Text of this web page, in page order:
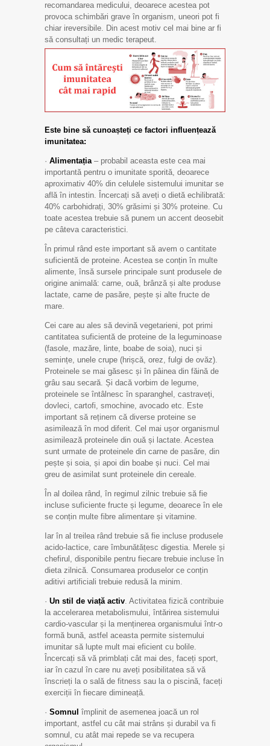
recomandarea medicului, deoarece acestea pot
provoca schimbări grave în organism, uneori pot fi
chiar ireversibile. Din acest motiv cel mai bine ar fi
să consultați un medic terapeut.
Este bine să cunoașteți ce factori influențează
imunitatea:
· Alimentația – probabil aceasta este cea mai
importantă pentru o imunitate sporită, deoarece
aproximativ 40% din celulele sistemului imunitar se
află în intestin. Încercați să aveți o dietă echilibrată:
40% carbohidrați, 30% grăsimi și 30% proteine. Cu
toate acestea trebuie să punem un accent deosebit
pe câteva caracteristici.
În primul rând este important să avem o cantitate
suficientă de proteine. Acestea se conțin în multe
alimente, însă sursele principale sunt produsele de
origine animală: carne, ouă, brânză și alte produse
lactate, carne de pasăre, pește și alte fructe de
mare.
Cei care au ales să devină vegetarieni, pot primi
cantitatea suficientă de proteine de la leguminoase
(fasole, mazăre, linte, boabe de soia), nuci și
semințe, unele crupe (hrișcă, orez, fulgi de ovăz).
Proteinele se mai găsesc și în pâinea din făină de
grâu sau secară. Și dacă vorbim de legume,
proteinele se întâlnesc în sparanghel, castraveți,
dovleci, cartofi, smochine, avocado etc. Este
important să reținem că diverse proteine se
asimilează în mod diferit. Cel mai ușor organismul
asimilează proteinele din ouă și lactate. Acestea
sunt urmate de proteinele din carne de pasăre, din
pește și soia, și apoi din boabe și nuci. Cel mai
greu de asimilat sunt proteinele din cereale.
În al doilea rând, în regimul zilnic trebuie să fie
incluse suficiente fructe și legume, deoarece în ele
se conțin multe fibre alimentare și vitamine.
Iar în al treilea rând trebuie să fie incluse produsele
acido-lactice, care îmbunătățesc digestia. Merele și
chefirul, disponibile pentru fiecare trebuie incluse în
dieta zilnică. Consumarea produselor ce conțin
aditivi artificiali trebuie redusă la minim.
· Un stil de viață activ . Activitatea fizică contribuie
la accelerarea metabolismului, întărirea sistemului
cardio-vascular și la menținerea organismului într-o
formă bună, astfel aceasta permite sistemului
imunitar să lupte mult mai eficient cu bolile.
Încercați să vă primblați cât mai des, faceți sport,
iar în cazul în care nu aveți posibilitatea să vă
înscrieți la o sală de fitness sau la o piscină, faceți
exerciții în fiecare dimineață.
· Somnul împlinit de asemenea joacă un rol
important, astfel cu cât mai strâns și durabil va fi
somnul, cu atât mai repede se va recupera